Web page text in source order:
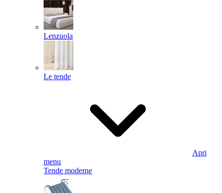
Lenzuola
Le tende
Apri
menu
Tende moderne